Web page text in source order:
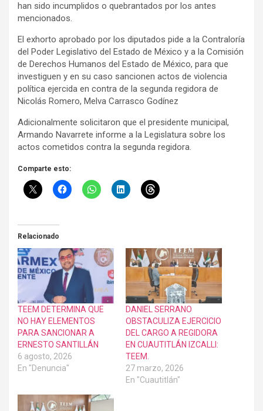
han sido incumplidos o quebrantados por los antes
mencionados.
El exhorto aprobado por los diputados pide a la Contraloría
del Poder Legislativo del Estado de México y a la Comisión
de Derechos Humanos del Estado de México, para que
investiguen y en su caso sancionen actos de violencia
política ejercida en contra de la segunda regidora de
Nicolás Romero, Melva Carrasco Godínez
Adicionalmente solicitaron que el presidente municipal,
Armando Navarrete informe a la Legislatura sobre los
actos cometidos contra la segunda regidora.
Comparte esto:
Relacionado
TEEM DETERMINA QUE
NO HAY ELEMENTOS
PARA SANCIONAR A
ERNESTO SANTILLÁN
6 agosto, 2026
En "Denuncia"
DANIEL SERRANO
OBSTACULIZA EJERCICIO
DEL CARGO A REGIDORA
EN CUAUTITLÁN IZCALLI:
TEEM.
27 marzo, 2026
En "Cuautitlán"